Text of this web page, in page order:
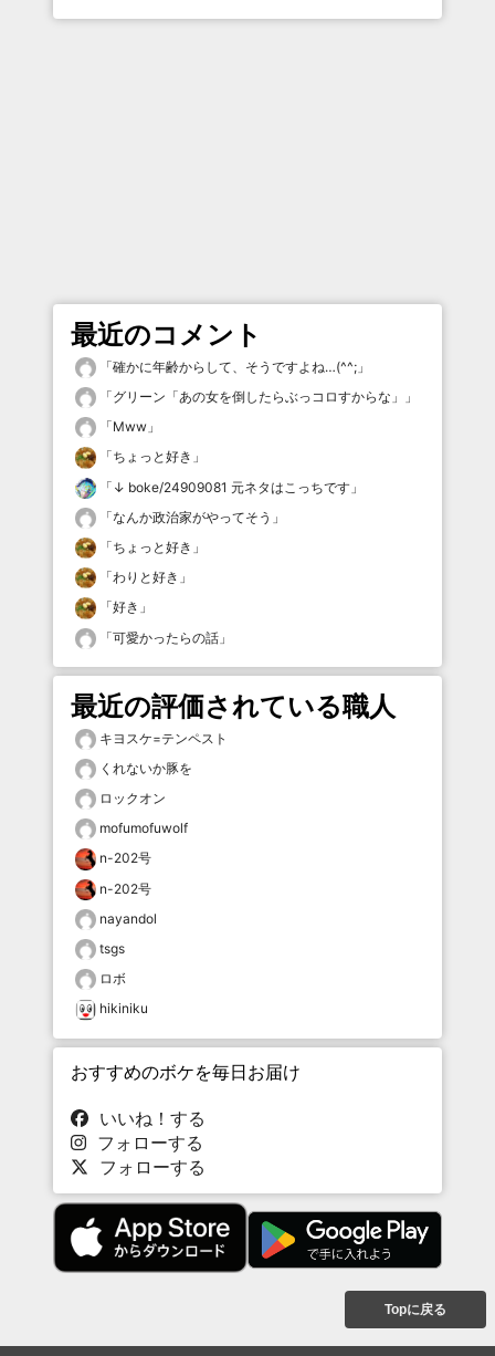
最近のコメント
「確かに年齢からして、そうですよね…(^^; 」
「グリーン「あの女を倒したらぶっコロすからな」
」
「Mww 」
「ちょっと好き 」
「 ↓ boke/24909081 元ネタはこっちです 」
「なんか政治家がやってそう 」
「ちょっと好き 」
「わりと好き 」
「好き 」
「可愛かったらの話 」
最近の評価されている職人
キヨスケ=テンペスト
くれないか豚を
ロックオン
mofumofuwolf
n-202号
n-202号
nayandol
tsgs
ロボ
hikiniku
おすすめのボケを毎日お届け
いいね！する
フォローする
フォローする
Topに戻る